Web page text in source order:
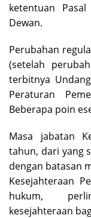
ketentuan
Dewan.
Perubahan
(setelah
terbitnya
Peraturan
Beberapa poin
Masa jabatan
tahun, dari yang
dengan batasan
Kesejahteraan
hukum,
kesejahteraan